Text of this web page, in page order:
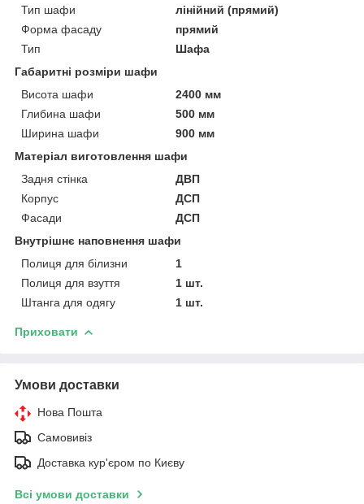
Тип шафи
лінійний (прямий)
Форма фасаду
прямий
Тип
Шафа
Габаритні розміри шафи
Висота шафи
2400 мм
Глибина шафи
500 мм
Ширина шафи
900 мм
Матеріал виготовлення шафи
Задня стінка
ДВП
Корпус
ДСП
Фасади
ДСП
Внутрішнє наповнення шафи
Полиця для білизни
1
Полиця для взуття
1 шт.
Штанга для одягу
1 шт.
Приховати
Умови доставки
Нова Пошта
Самовивіз
Доставка кур'єром по Києву
Всі умови доставки